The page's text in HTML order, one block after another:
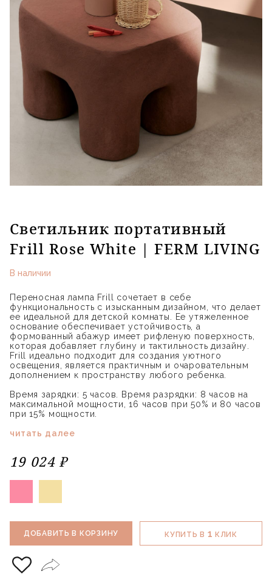
Светильник портативный
Frill Rose White | FERM LIVING
В наличии
Переносная лампа Frill сочетает в себе
функциональность с изысканным дизайном, что делает
ее идеальной для детской комнаты. Ее утяжеленное
основание обеспечивает устойчивость, а
формованный абажур имеет рифленую поверхность,
которая добавляет глубину и тактильность дизайну.
Frill идеально подходит для создания уютного
освещения, является практичным и очаровательным
дополнением к пространству любого ребенка.
Время зарядки: 5 часов. Время разрядки: 8 часов на
максимальной мощности, 16 часов при 50% и 80 часов
при 15% мощности.
читать далее
19 024 ₽
ДОБАВИТЬ В КОРЗИНУ КУПИТЬ В 1 КЛИК